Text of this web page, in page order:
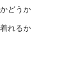
どうか
れるか